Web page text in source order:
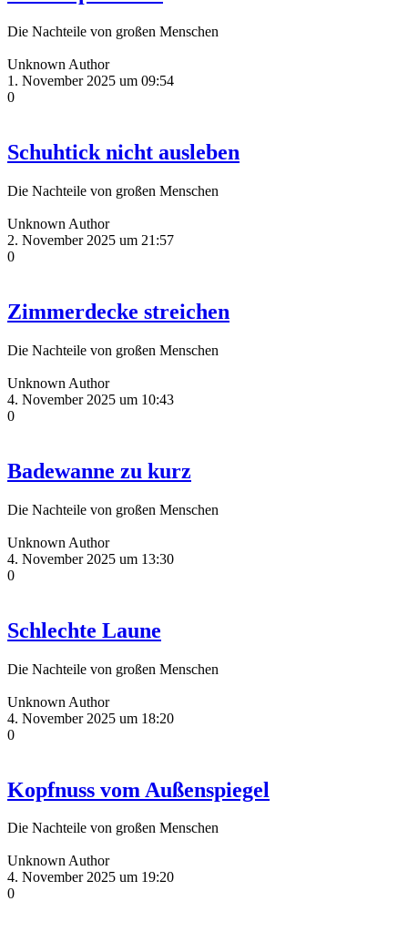
Die Nachteile von großen Menschen
Unknown Author
1. November 2025 um 09:54
0
Schuhtick nicht ausleben
Die Nachteile von großen Menschen
Unknown Author
2. November 2025 um 21:57
0
Zimmerdecke streichen
Die Nachteile von großen Menschen
Unknown Author
4. November 2025 um 10:43
0
Badewanne zu kurz
Die Nachteile von großen Menschen
Unknown Author
4. November 2025 um 13:30
0
Schlechte Laune
Die Nachteile von großen Menschen
Unknown Author
4. November 2025 um 18:20
0
Kopfnuss vom Außenspiegel
Die Nachteile von großen Menschen
Unknown Author
4. November 2025 um 19:20
0